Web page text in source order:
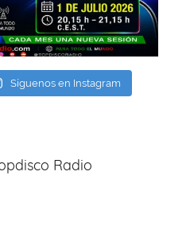
Síguenos en Instagram
Radio